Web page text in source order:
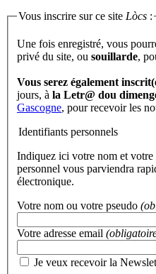
Vous inscrire sur ce site Lòcs :
Une fois enregistré, vous
privé du site, ou souillarde ,
Vous serez également
jours, à la Letr@ dou
Gascogne, pour recevoir les
Identifiants personnels
Indiquez ici votre nom et
personnel vous parviendra
électronique.
Votre nom ou votre pseudo
Votre adresse email
Je veux recevoir la